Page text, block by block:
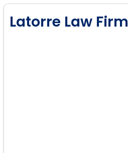
Latorre Law Firm